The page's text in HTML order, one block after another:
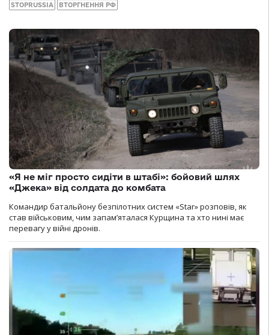
STOPRUSSIA ВТОРГНЕННЯ РФ
«Я не міг просто сидіти в штабі»: бойовий шлях
«Джека» від солдата до комбата
Командир батальйону безпілотних систем «Star» розповів, як
став військовим, чим запам’яталася Курщина та хто нині має
перевагу у війні дронів.